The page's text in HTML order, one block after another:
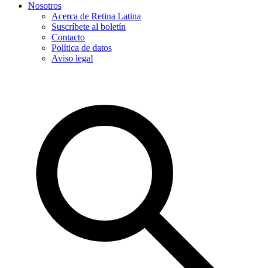
Nosotros
Acerca de Retina Latina
Suscríbete al boletín
Contacto
Política de datos
Aviso legal